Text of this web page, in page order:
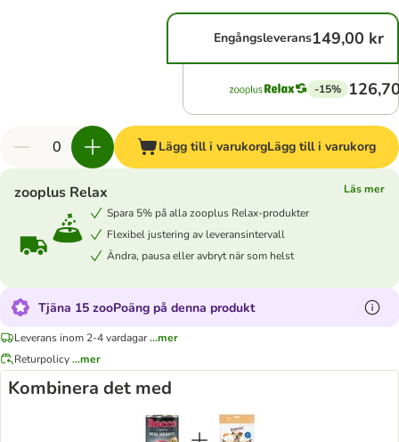
Engångsleverans149,00 kr
-15%
Lägg till i varukorgLägg till i varukorg
zooplus Relax
Läs mer
Spara 5% på alla zooplus Relax-produkter
Flexibel justering av leveransintervall
Ändra, pausa eller avbryt när som helst
Tjäna 15 zooPoäng på denna produkt
Leverans inom 2-4 vardagar...mer
Returpolicy...mer
Kombinera det med